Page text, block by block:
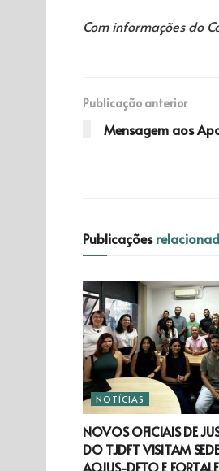
Com informações do
Publicação anterior
Mensagem aos
Publicações
NOTÍCIAS
NOVOS OFICIAIS DE
DO TJDFT VISITAM
AOJUS-DFTO E